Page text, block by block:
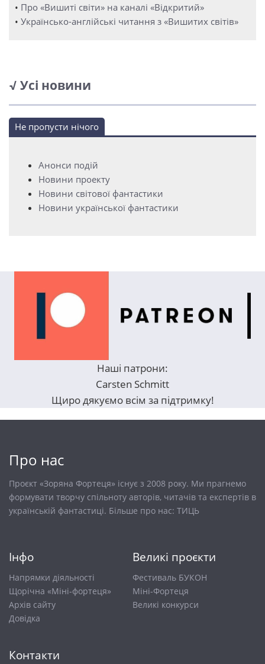
• Про «Вишиті світи» на каналі «Відкритий»
• Українсько-англійські читання з «Вишитих світів»
√ Усі новини
Не пропусти нічого
Анонси подій
Новини проекту
Новини світової фантастики
Новини української фантастики
Наші патрони:
Carsten Schmitt
Щиро дякуємо всім за підтримку!
Про нас
Проєкт «Зоряна Фортеця» існує з 2008 року. Ми прагнемо
формувати творчу спільноту авторів, читачів та експертів в
українській фантастиці. Більше про нас: ТИЦЬ
Інфо
Напрямки діяльності
Щорічна «Міні-фортеця»
Архів сайту
Довiдка
Великі проєкти
Фестиваль БУКОН
Міні-Фортеця
Великі конкурси
Контакти